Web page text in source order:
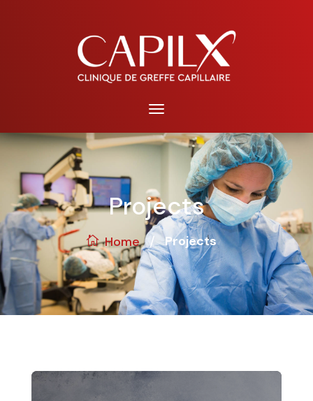
Projects
Home / Projects